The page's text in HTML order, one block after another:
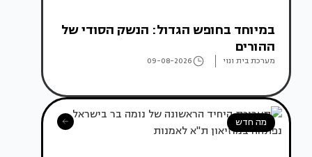
במיוחד בחופש הגדול: הנשק הסודי של
ההורים
מערכת בית ונוי 09-08-2026
מה חדש